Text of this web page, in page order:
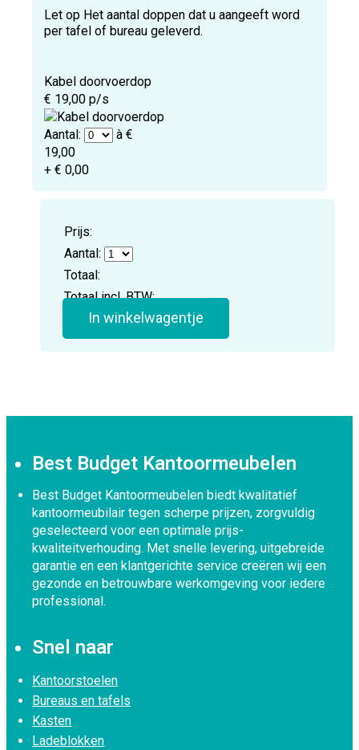
Let op Het aantal doppen dat u aangeeft word
per tafel of bureau geleverd.
Kabel doorvoerdop
€ 19,00 p/s
Aantal:
à €
19,00
+ € 0,00
Prijs:
Aantal:
Totaal:
Totaal incl. BTW:
In winkelwagentje
Best Budget Kantoormeubelen
Best Budget Kantoormeubelen biedt kwalitatief
kantoormeubilair tegen scherpe prijzen, zorgvuldig
geselecteerd voor een optimale prijs-
kwaliteitverhouding. Met snelle levering, uitgebreide
garantie en een klantgerichte service creëren wij een
gezonde en betrouwbare werkomgeving voor iedere
professional.
Snel naar
Kantoorstoelen
Bureaus en tafels
Kasten
Ladeblokken